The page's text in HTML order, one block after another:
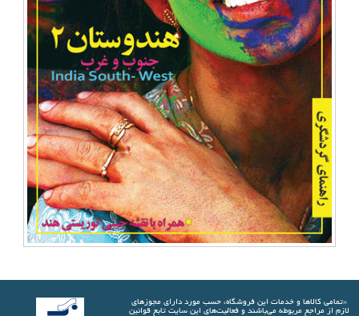
«تمامي كالاها و خدمات اين فروشگاه، حسب مورد دارای مجوزهای
لازم از مراجع مربوطه مي‌باشند و فعاليت‌های اين سايت تابع قوانين